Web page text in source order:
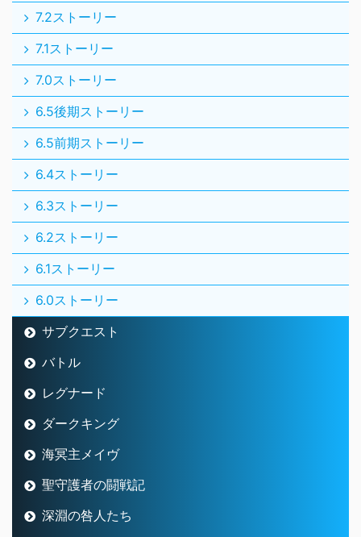
7.2ストーリー
7.1ストーリー
7.0ストーリー
6.5後期ストーリー
6.5前期ストーリー
6.4ストーリー
6.3ストーリー
6.2ストーリー
6.1ストーリー
6.0ストーリー
サブクエスト
バトル
レグナード
ダークキング
海冥主メイヴ
聖守護者の闘戦記
深淵の咎人たち